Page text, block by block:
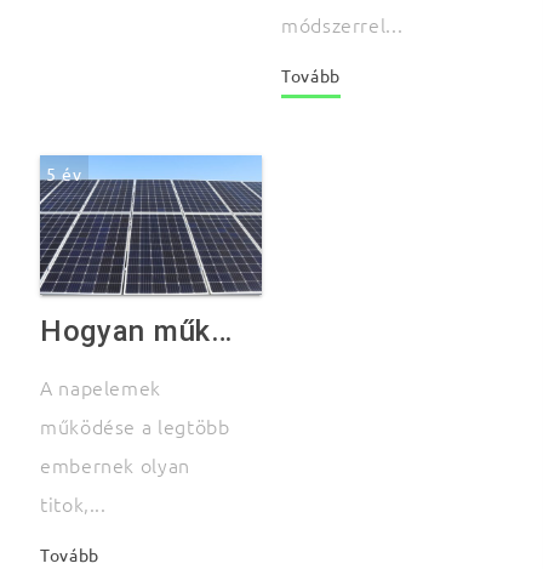
módszerrel...
Tovább
5 év
Hogyan működik a napelem?
A napelemek
működése a legtöbb
embernek olyan
titok,...
Tovább